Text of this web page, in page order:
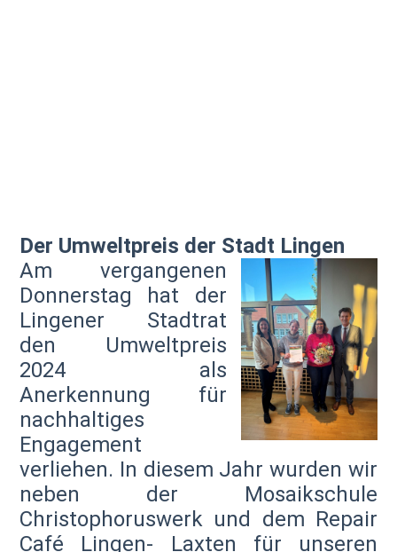
Der Umweltpreis der Stadt Lingen
Am vergangenen
Donnerstag hat der
Lingener Stadtrat
den Umweltpreis
2024 als
Anerkennung für
nachhaltiges
Engagement
verliehen. In diesem Jahr wurden wir
neben der Mosaikschule
Christophoruswerk und dem Repair
Café Lingen- Laxten für unseren